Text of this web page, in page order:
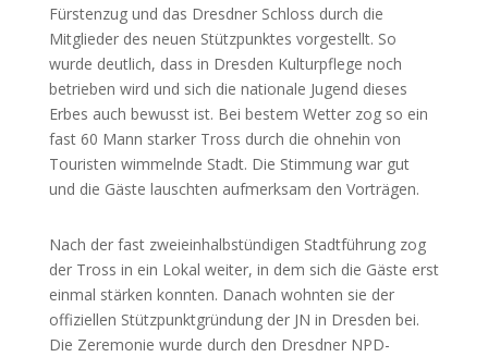
Fürstenzug und das Dresdner Schloss durch die
Mitglieder des neuen Stützpunktes vorgestellt. So
wurde deutlich, dass in Dresden Kulturpflege noch
betrieben wird und sich die nationale Jugend dieses
Erbes auch bewusst ist. Bei bestem Wetter zog so ein
fast 60 Mann starker Tross durch die ohnehin von
Touristen wimmelnde Stadt. Die Stimmung war gut
und die Gäste lauschten aufmerksam den Vorträgen.
Nach der fast zweieinhalbstündigen Stadtführung zog
der Tross in ein Lokal weiter, in dem sich die Gäste erst
einmal stärken konnten. Danach wohnten sie der
offiziellen Stützpunktgründung der JN in Dresden bei.
Die Zeremonie wurde durch den Dresdner NPD-